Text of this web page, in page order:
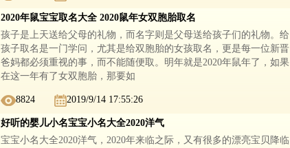
2020年鼠宝宝取名大全 2020鼠年女双胞胎取名
孩子是上天送给父母的礼物，而名字则是父母送给孩子们的礼物。给
孩子取名是一门学问，尤其是给双胞胎的女孩取名，更是每一位新晋
爸妈都必须重视的事，而不能随便取。明年就是2020年鼠年了，如果
在这一年有了女双胞胎，那要如
8824 2019/9/14 17:55:26
好听的婴儿小名宝宝小名大全2020洋气
宝宝小名大全2020洋气，2020年来临之际，又有很多的漂亮宝贝降临